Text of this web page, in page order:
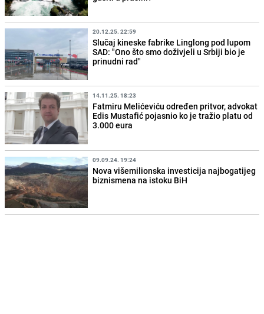
20.12.25. 22:59
Slučaj kineske fabrike Linglong pod lupom
SAD: "Ono što smo doživjeli u Srbiji bio je
prinudni rad"
14.11.25. 18:23
Fatmiru Melićeviću određen pritvor, advokat
Edis Mustafić pojasnio ko je tražio platu od
3.000 eura
09.09.24. 19:24
Nova višemilionska investicija najbogatijeg
biznismena na istoku BiH